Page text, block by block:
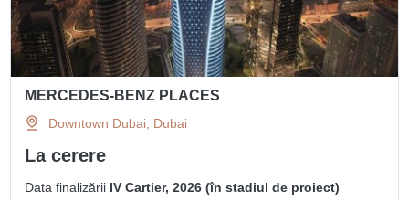
MERCEDES-BENZ PLACES
Downtown Dubai, Dubai
La cerere
Data finalizării IV Cartier, 2026 (în stadiul de proiect)